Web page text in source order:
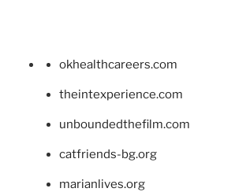
okhealthcareers.com
theintexperience.com
unboundedthefilm.com
catfriends-bg.org
marianlives.org